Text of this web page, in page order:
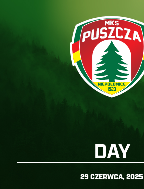
DAY
29 CZERWCA, 2025